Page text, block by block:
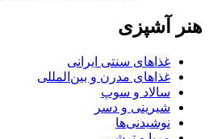
هنر آشپزی
غذاهای سنتی ایرانی
غذاهای مدرن و بین‌المللی
سالاد و سوپ
شیرینی و دسر
نوشیدنی‌ها